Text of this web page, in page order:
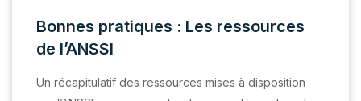
Bonnes pratiques : Les ressources
de l’ANSSI
Un récapitulatif des ressources mises à disposition